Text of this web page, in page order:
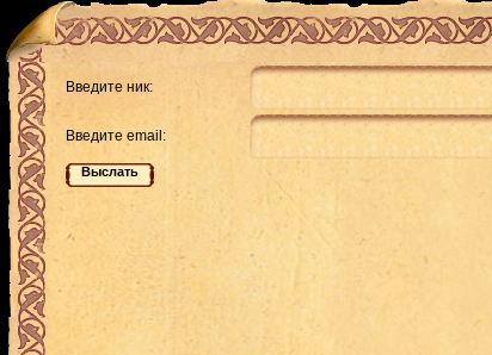
Введите ник:
Введите email: